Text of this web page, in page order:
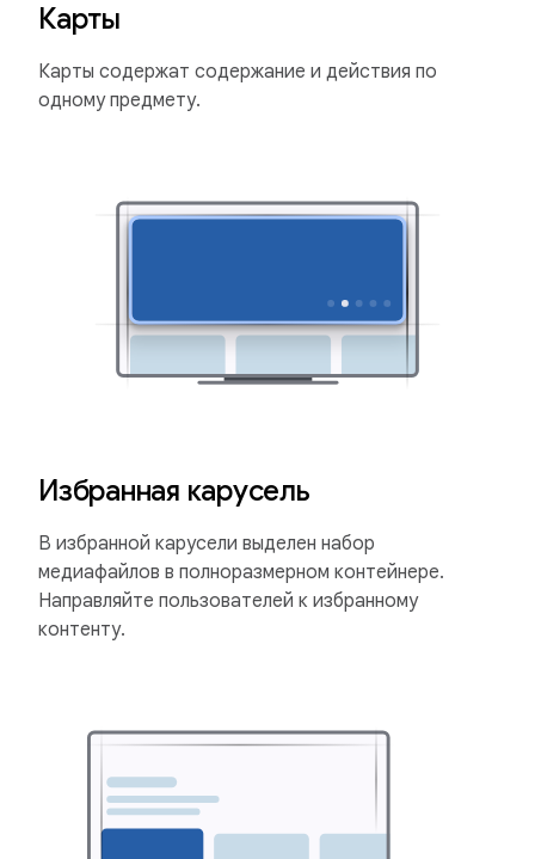
Карты
Карты содержат содержание и действия по
одному предмету.
Избранная карусель
В избранной карусели выделен набор
медиафайлов в полноразмерном контейнере.
Направляйте пользователей к избранному
контенту.